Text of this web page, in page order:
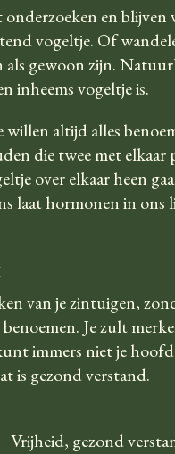
en
vogeltje. Of
gewoon zijn.
inheems vogeltje is.
altijd alles
die twee met
over elkaar heen
laat hormonen in
van je zintuigen,
Je zult
immers niet je
is gezond verstand.
Vrijheid, gezond